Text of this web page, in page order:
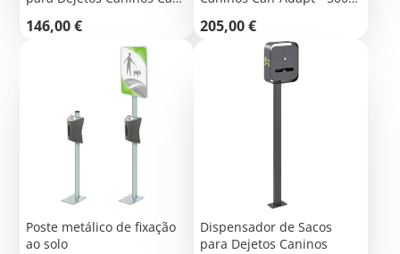
Preço
146,00 € Preço
205,00 €
Poste metálico de fixação
ao solo
Dispensador de Sacos
para Dejetos Caninos